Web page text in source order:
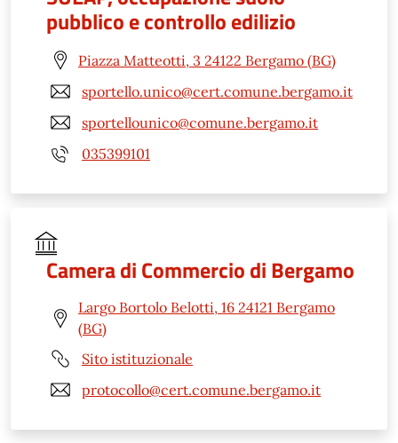
pubblico e controllo edilizio
Piazza Matteotti, 3 24122 Bergamo (BG)
sportello.unico@cert.comune.bergamo.it
sportellounico@comune.bergamo.it
035399101
Camera di Commercio di Bergamo
Largo Bortolo Belotti, 16 24121 Bergamo
(BG)
Sito istituzionale
protocollo@cert.comune.bergamo.it